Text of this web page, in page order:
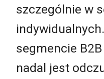
szczególnie w
segmencie
nadal jest